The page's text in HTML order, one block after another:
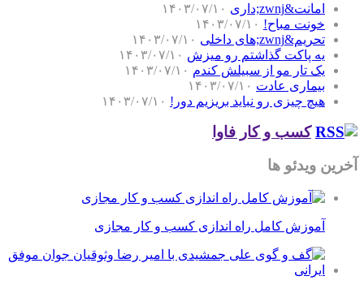
امانت&zwnj;داری
۱۴۰۳/۰۷/۱۰
خونت مباح! ۱۴۰۳/۰۷/۱۰
تحریم&zwnj;های داخلی
۱۴۰۳/۰۷/۱۰
یه پاکت گذاشتم رو میزش ۱۴۰۳/۰۷/۱۰
یک تار مو از سبیلش کندم ۱۴۰۳/۰۷/۱۰
بیماری عادت ۱۴۰۳/۰۷/۱۰
هیچ چیزی رو نباید بریزیم دور! ۱۴۰۳/۰۷/۱۰
کسب و کار فاوا
آخرین ویدئو ها
آموزش کامل راه اندازی کسب و کار مجازی